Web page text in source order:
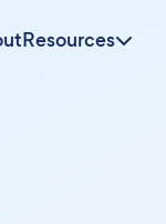
Resources